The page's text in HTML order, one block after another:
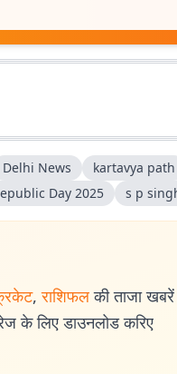
Delhi News
kartavya path
Day 2025 s p
, राशिफल की ताजा
के लिए डाउनलोड करिए